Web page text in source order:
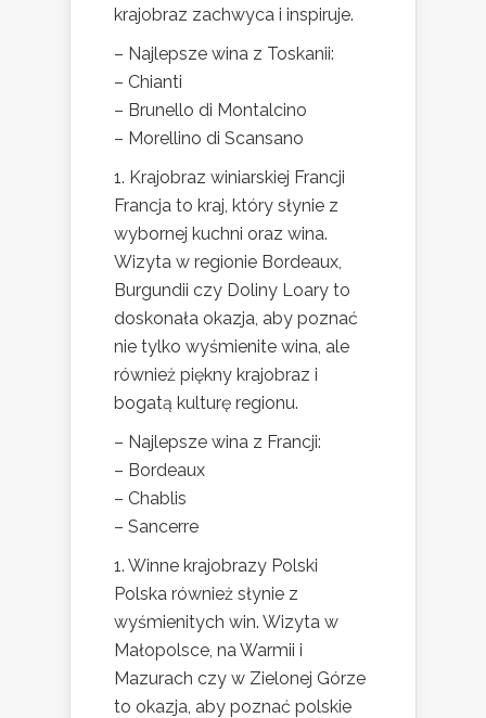
krajobraz zachwyca i inspiruje.
– Najlepsze wina z Toskanii:
– Chianti
– Brunello di Montalcino
– Morellino di Scansano
1. Krajobraz winiarskiej Francji
Francja to kraj, który słynie z
wybornej kuchni oraz wina.
Wizyta w regionie Bordeaux,
Burgundii czy Doliny Loary to
doskonała okazja, aby poznać
nie tylko wyśmienite wina, ale
również piękny krajobraz i
bogatą kulturę regionu.
– Najlepsze wina z Francji:
– Bordeaux
– Chablis
– Sancerre
1. Winne krajobrazy Polski
Polska również słynie z
wyśmienitych win. Wizyta w
Małopolsce, na Warmii i
Mazurach czy w Zielonej Górze
to okazja, aby poznać polskie